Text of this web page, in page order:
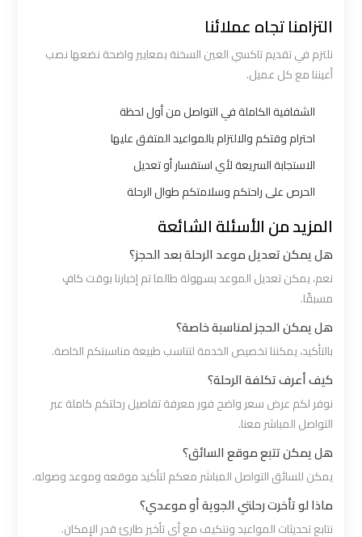
التزامنا تجاه عملائنا
نلتزم في تقديم تاكسي العين السخنة بمعايير واضحة نضعها نصب
أعيننا مع كل عميل.
الشفافية الكاملة في التواصل من أول لحظة
احترام وقتكم والالتزام بالمواعيد المتفق عليها
الاستجابة السريعة لأي استفسار أو تعديل
الحرص على راحتكم وسلامتكم طوال الرحلة
المزيد من الأسئلة الشائعة
هل يمكن تعديل موعد الرحلة بعد الحجز؟
نعم، يمكن تعديل الموعد بسهولة طالما تم إخبارنا بوقت كافٍ
مسبقًا.
هل يمكن الحجز لمناسبة خاصة؟
بالتأكيد، يمكننا تخصيص الخدمة لتناسب طبيعة مناسبتكم الخاصة.
كيف أعرف تكلفة الرحلة؟
نوفر لكم عرض سعر واضح فور معرفة تفاصيل رحلتكم كاملة عبر
التواصل المباشر معنا.
هل يمكن تتبع موقع السائق؟
يمكن للسائق التواصل المباشر معكم لتأكيد موقعه وموعد وصوله.
ماذا لو تأخرت رحلتي الجوية أو موعدي؟
نتابع تحديثات المواعيد ونتكيف مع أي تأخير طارئ قدر الإمكان.
السويس
الاسكندريه
الاسكندريه
مطروح
ليموزين
الأحمر
القاهرة
ليموزين
السخنة
ليموزين